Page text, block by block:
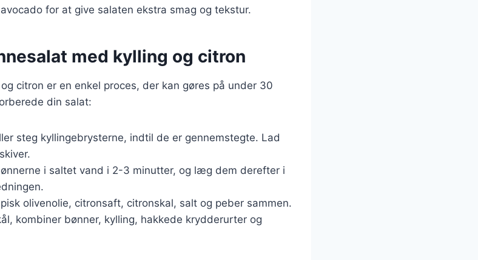
for at give salaten ekstra smag og tekstur.
med kylling og citron
citron er en enkel proces, der kan gøres på under 30
din salat:
steg kyllingebrysterne, indtil de er gennemstegte. Lad
i saltet vand i 2-3 minutter, og læg dem derefter i
olivenolie, citronsaft, citronskal, salt og peber sammen.
kombiner bønner, kylling, hakkede krydderurter og